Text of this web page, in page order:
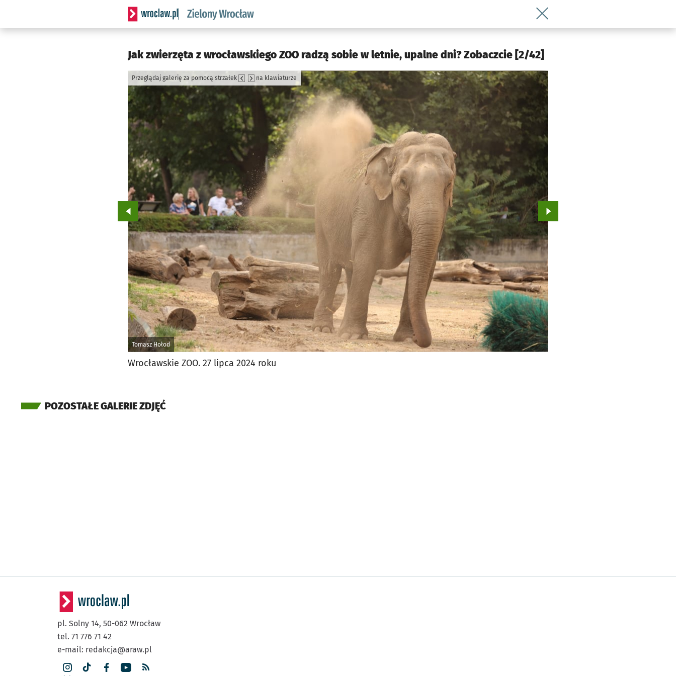
Serwis informacyjny wroclaw.pl podserwis: Środowisko we Wrocławiu
Wróć do artykułu Jak zwierzęta z
Jak zwierzęta z wrocławskiego ZOO radzą sobie w letnie, upalne dni? Zobaczcie [2/42]
Tomasz Hołod
Przeglądaj galerię za pomocą strzałek na klawiaturze
Przejdź do poprzedniego zdjęcia. Przejdź do kolejnego zdjęcia.
Wrocławskie ZOO. 27 lipca 2024 roku
POZOSTAŁE GALERIE ZDJĘĆ
pl. Solny 14, 50-062 Wrocław
tel. 71 776 71 42
e-mail: redakcja@araw.pl